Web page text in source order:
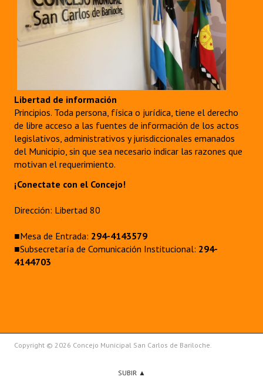
Libertad de información
Principios. Toda persona, física o jurídica, tiene el derecho
de libre acceso a las fuentes de información de los actos
legislativos, administrativos y jurisdiccionales emanados
del Municipio, sin que sea necesario indicar las razones que
motivan el requerimiento.
¡Conectate con el Concejo!
Dirección: Libertad 80
■Mesa de Entrada: 294-4143579
■Subsecretaría de Comunicación Institucional: 294-
4144703
Copyright © 2026 Concejo Municipal San Carlos de Bariloche.
SUBIR ▲